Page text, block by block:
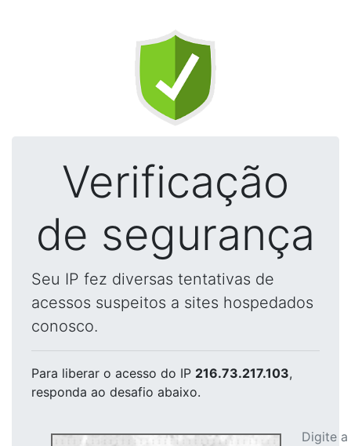
Verificação
de segurança
Seu IP fez diversas tentativas de
acessos suspeitos a sites hospedados
conosco.
Para liberar o acesso do IP 216.73.217.103,
responda ao desafio abaixo.
Digite